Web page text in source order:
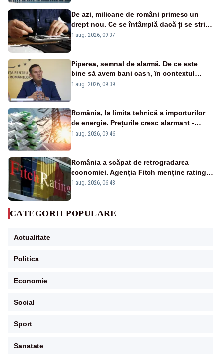
De azi, milioane de români primesc un
drept nou. Ce se întâmplă dacă ți se strică
un produs
1 aug. 2026, 09:37
Piperea, semnal de alarmă. De ce este
bine să avem bani cash, în contextul
alertei energetice?
1 aug. 2026, 09:39
România, la limita tehnică a importurilor
de energie. Prețurile cresc alarmant -
Analiză Realitatea Plus
1 aug. 2026, 09:46
România a scăpat de retrogradarea
economiei. Agenția Fitch menține ratingul
„BBB-” cu perspectivă negativă
1 aug. 2026, 06:48
CATEGORII POPULARE
Actualitate
Politica
Economie
Social
Sport
Sanatate